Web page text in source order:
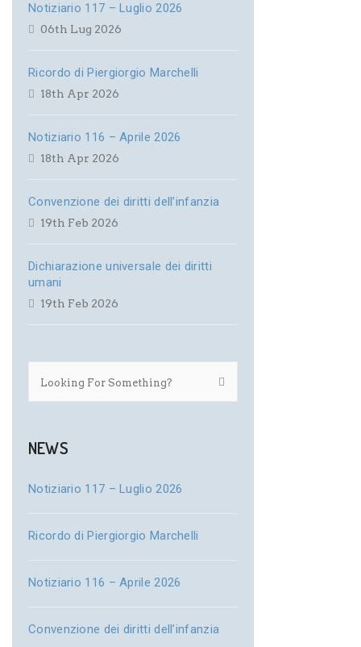
Notiziario 117 – Luglio 2026
06th Lug 2026
Ricordo di Piergiorgio Marchelli
18th Apr 2026
Notiziario 116 – Aprile 2026
18th Apr 2026
Convenzione dei diritti dell’infanzia
19th Feb 2026
Dichiarazione universale dei diritti
umani
19th Feb 2026
NEWS
Notiziario 117 – Luglio 2026
Ricordo di Piergiorgio Marchelli
Notiziario 116 – Aprile 2026
Convenzione dei diritti dell’infanzia